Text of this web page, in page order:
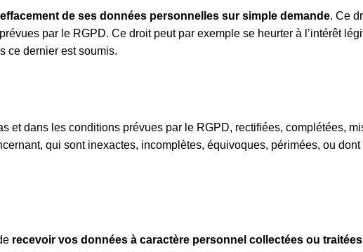
effacement de ses données personnelles sur simple demande. Ce
par le RGPD. Ce droit peut par exemple se heurter à l’intérêt
ce dernier est soumis.
et dans les conditions prévues par le RGPD, rectifiées, complétées,
qui sont inexactes, incomplètes, équivoques, périmées, ou dont
recevoir vos données à caractère personnel collectées ou traitées